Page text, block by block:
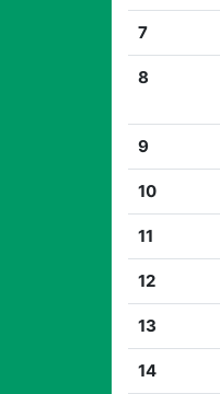
7
8
9
10
11
12
13
14